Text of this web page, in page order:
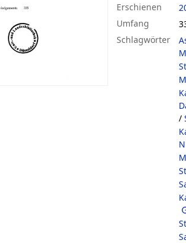
Erschienen
Umfang
Schlagwörter
/